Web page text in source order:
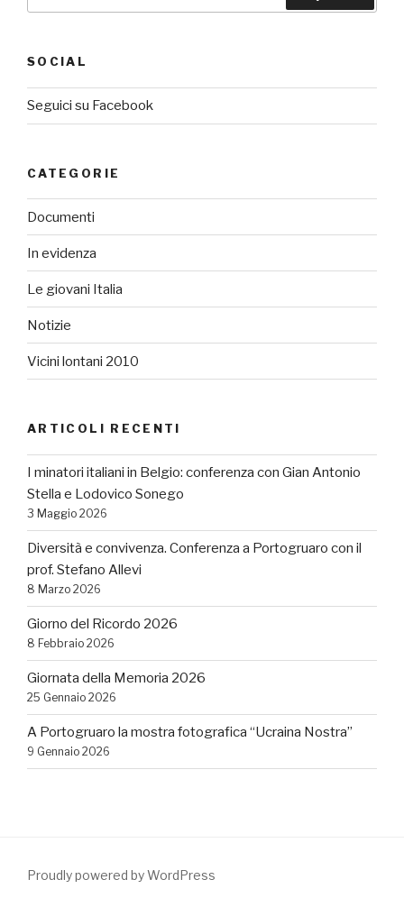
SOCIAL
Seguici su Facebook
CATEGORIE
Documenti
In evidenza
Le giovani Italia
Notizie
Vicini lontani 2010
ARTICOLI RECENTI
I minatori italiani in Belgio: conferenza con Gian Antonio
Stella e Lodovico Sonego
3 Maggio 2026
Diversità e convivenza. Conferenza a Portogruaro con il
prof. Stefano Allevi
8 Marzo 2026
Giorno del Ricordo 2026
8 Febbraio 2026
Giornata della Memoria 2026
25 Gennaio 2026
A Portogruaro la mostra fotografica “Ucraina Nostra”
9 Gennaio 2026
Proudly powered by WordPress